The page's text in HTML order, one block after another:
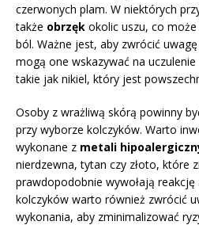
czerwonych plam. W niektórych
także obrzęk okolic uszu, co
ból. Ważne jest, aby zwrócić
mogą one wskazywać na
takie jak nikiel, który jest
Osoby z wrażliwą skórą powinny
przy wyborze kolczyków. Warto
wykonane z metali
nierdzewna, tytan czy złoto, które
prawdopodobnie wywołają reakcję
kolczyków warto również zwrócić
wykonania, aby zminimalizować